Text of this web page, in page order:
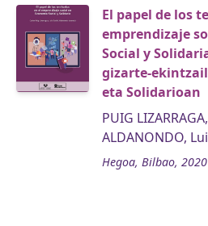
El papel de los
emprendizaje
Social y
gizarte-
eta Solidarioan
PUIG
ALDANONDO,
Hegoa, Bilbao, 2020